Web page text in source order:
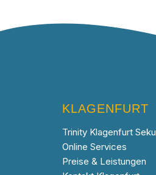
KLAGENFURT
Trinity Klagenfurt
Online Services
Preise & Leistungen